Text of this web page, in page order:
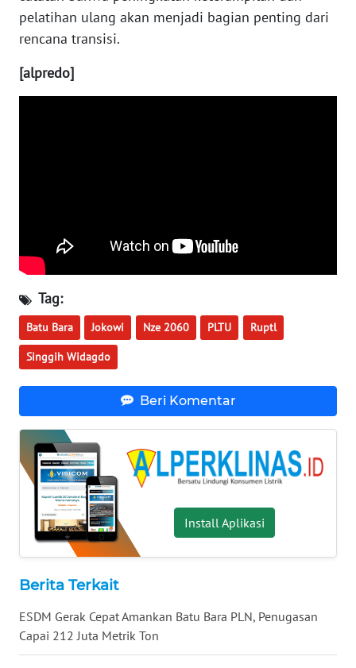
pelatihan ulang akan menjadi bagian penting dari
rencana transisi.
[alpredo]
Tag:
Batu Bara Jokowi Nze 2060 PLTU Ruptl
Singgih Widagdo
Beri Komentar
Install Aplikasi
Berita Terkait
ESDM Gerak Cepat Amankan Batu Bara PLN, Penugasan
Capai 212 Juta Metrik Ton
WN
NIAS
WN
LANGKAT
LESUNG
WN
KARO
WN
SIMALUNGUN
WN
TAPANULI
TENGAH
WN DELI
SERDANG
TEBING
TINGGI